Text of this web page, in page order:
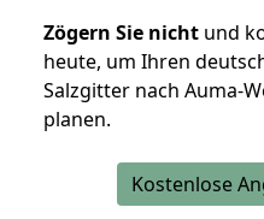
Zögern Sie nicht und
heute, um Ihren
Salzgitter nach Auma-
planen.
Kostenlose